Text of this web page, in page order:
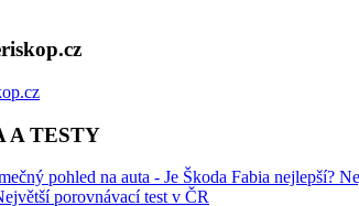
A TESTY
porovnávací test v ČR